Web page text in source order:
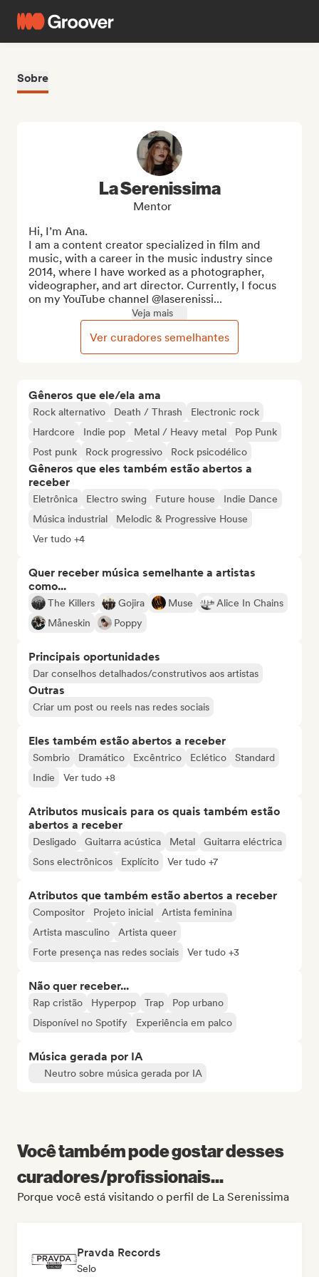
Sobre
Gêneros que ele/ela ama
Rock alternativo Death / Thrash
Electronic rock
Hardcore
Indie pop Metal / Heavy metal
Pop Punk
Post punk
Rock progressivo Rock psicodélico
Gêneros que eles também estão abertos a
receber
Eletrônica Electro swing Future house
Indie Dance
Música industrial
Melodic & Progressive House
Ver tudo +4
Quer receber música semelhante a artistas
como...
The Killers Gojira Muse
Alice In Chains
Måneskin
Poppy
Principais oportunidades
Dar conselhos detalhados/construtivos aos artistas
Outras
Criar um post ou reels nas redes sociais
Eles também estão abertos a receber
Sombrio Dramático Excêntrico Eclético
Standard
Indie
Ver tudo +8
Atributos musicais para os quais também estão
abertos a receber
Desligado Guitarra acústica Metal
Guitarra eléctrica
Sons electrônicos
Explícito Ver tudo +7
Atributos que também estão abertos a receber
Compositor Projeto inicial
Artista feminina
Artista masculino
Artista queer
Forte presença nas redes sociais
Ver tudo +3
Não quer receber...
Rap cristão Hyperpop Trap
Pop urbano
Disponível no Spotify
Experiência em palco
Música gerada por IA
Neutro sobre música gerada por IA
La Serenissima
Mentor
Hi, I’m Ana.
I am a content creator specialized in film and
music, with a career in the music industry since
2014, where I have worked as a photographer,
videographer, and art director. Currently, I focus
on my YouTube channel @laserenissi...
Veja mais
Ver curadores semelhantes
Você também pode gostar desses
curadores/profissionais...
Porque você está visitando o perfil de La Serenissima
Pravda Records
Selo